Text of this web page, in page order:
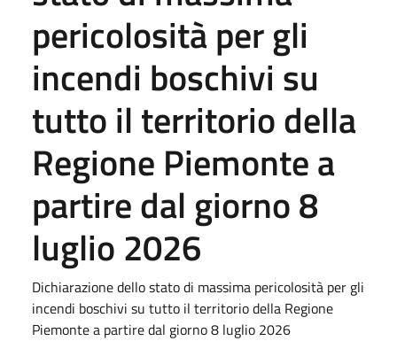
pericolosità per gli
incendi boschivi su
tutto il territorio della
Regione Piemonte a
partire dal giorno 8
luglio 2026
Dichiarazione dello stato di massima pericolosità per gli
incendi boschivi su tutto il territorio della Regione
Piemonte a partire dal giorno 8 luglio 2026